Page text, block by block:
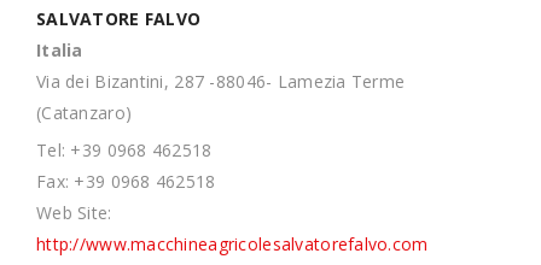
SALVATORE FALVO
Italia
Via dei Bizantini, 287 -88046- Lamezia Terme
(Catanzaro)
Tel: +39 0968 462518
Fax: +39 0968 462518
Web Site:
http://www.macchineagricolesalvatorefalvo.com